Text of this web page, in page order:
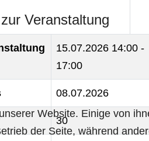
Veranstaltung
15.07.2026 14:00 -
17:00
08.07.2026
30
Website. Einige von
der Seite, während